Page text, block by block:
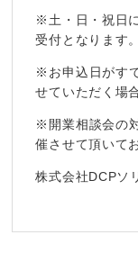
※土・日・祝日
受付となります。
※お申込日がす
せていただく場
※開業相談会の
催させて頂いて
株式会社DCPソ